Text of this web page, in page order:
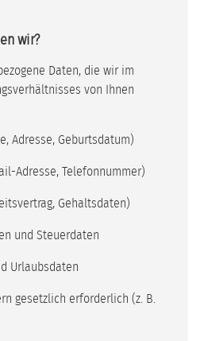
wir?
Daten, die wir im
von Ihnen
Adresse, Geburtsdatum)
Adresse, Telefonnummer)
Gehaltsdaten)
und Steuerdaten
Urlaubsdaten
gesetzlich erforderlich (z. B.